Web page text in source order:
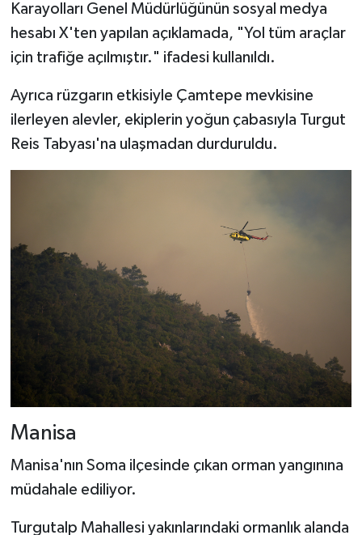
Karayolları Genel Müdürlüğünün sosyal medya
hesabı X'ten yapılan açıklamada, "Yol tüm araçlar
için trafiğe açılmıştır." ifadesi kullanıldı.
Ayrıca rüzgarın etkisiyle Çamtepe mevkisine
ilerleyen alevler, ekiplerin yoğun çabasıyla Turgut
Reis Tabyası'na ulaşmadan durduruldu.
Manisa
Manisa'nın Soma ilçesinde çıkan orman yangınına
müdahale ediliyor.
Turgutalp Mahallesi yakınlarındaki ormanlık alanda